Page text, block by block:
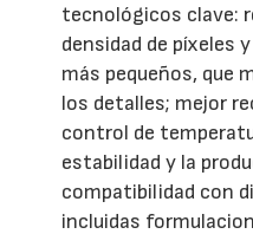
tecnológicos clave:
densidad de píxeles
más pequeños, que
los detalles; mejor
control de
estabilidad y la
compatibilidad con
incluidas